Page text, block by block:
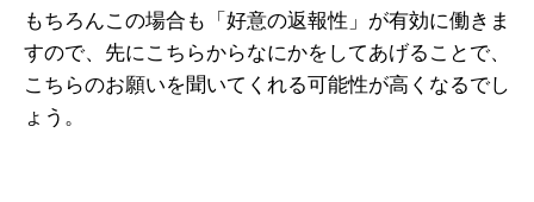
もちろんこの場合も「好意の返報性」が有効に働きま
すので、先にこちらからなにかをしてあげることで、
こちらのお願いを聞いてくれる可能性が高くなるでし
ょう。